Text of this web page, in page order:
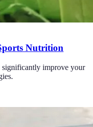
Nutrition
significantly improve your